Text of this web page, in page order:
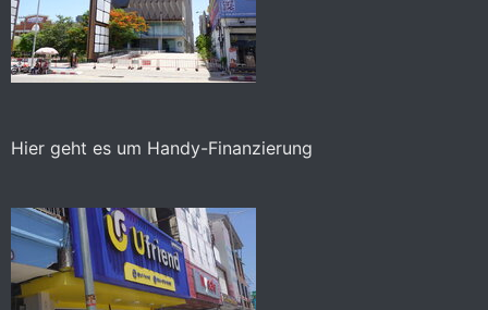
Hier geht es um Handy-Finanzierung